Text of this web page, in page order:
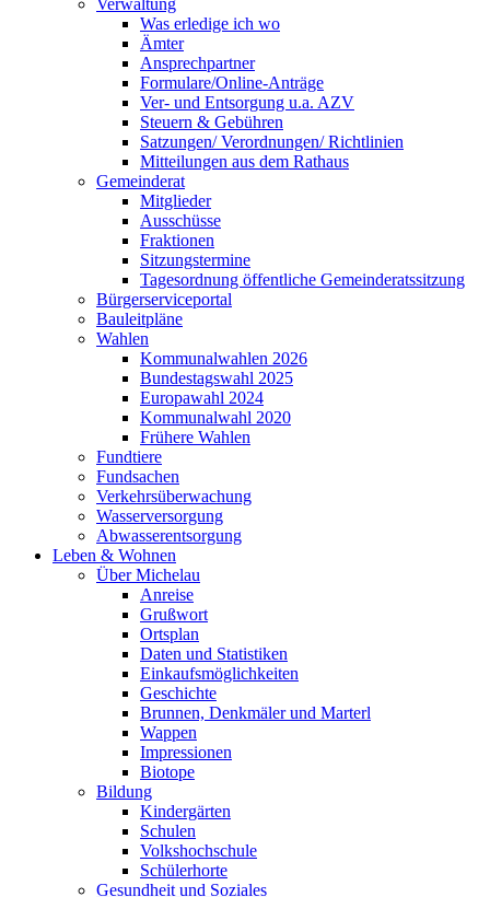
Verwaltung
Was erledige ich wo
Ämter
Ansprechpartner
Formulare/Online-Anträge
Ver- und Entsorgung u.a. AZV
Steuern & Gebühren
Satzungen/ Verordnungen/ Richtlinien
Mitteilungen aus dem Rathaus
Gemeinderat
Mitglieder
Ausschüsse
Fraktionen
Sitzungstermine
Tagesordnung öffentliche Gemeinderatssitzung
Bürgerserviceportal
Bauleitpläne
Wahlen
Kommunalwahlen 2026
Bundestagswahl 2025
Europawahl 2024
Kommunalwahl 2020
Frühere Wahlen
Fundtiere
Fundsachen
Verkehrsüberwachung
Wasserversorgung
Abwasserentsorgung
Leben & Wohnen
Über Michelau
Anreise
Grußwort
Ortsplan
Daten und Statistiken
Einkaufsmöglichkeiten
Geschichte
Brunnen, Denkmäler und Marterl
Wappen
Impressionen
Biotope
Bildung
Kindergärten
Schulen
Volkshochschule
Schülerhorte
Gesundheit und Soziales